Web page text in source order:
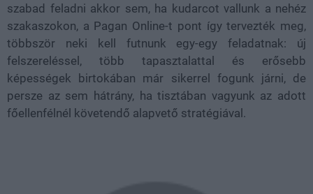
szabad feladni akkor sem, ha kudarcot vallunk a nehéz
szakaszokon, a Pagan Online-t pont így tervezték meg,
többször neki kell futnunk egy-egy feladatnak: új
felszereléssel, több tapasztalattal és erősebb
képességek birtokában már sikerrel fogunk járni, de
persze az sem hátrány, ha tisztában vagyunk az adott
főellenfélnél követendő alapvető stratégiával.